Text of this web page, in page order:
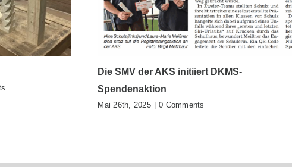
Die SMV der AKS initiiert DKMS-
Spendenaktion
Mai 26th, 2025 | 0 Comments